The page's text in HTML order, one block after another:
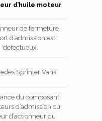
d’huile moteur
de fermeture
d’admission est
défectueux.
Sprinter Vans
du composant:
d’admission ou
d’actionneur du